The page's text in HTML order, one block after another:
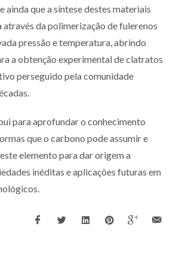
ainda que a síntese destes materiais
através da polimerização de fulerenos
pressão e temperatura, abrindo
a obtenção experimental de clatratos
perseguido pela comunidade
para aprofundar o conhecimento
que o carbono pode assumir e
elemento para dar origem a
inéditas e aplicações futuras em